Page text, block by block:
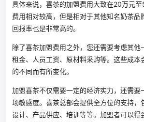
具体来说，喜茶的加盟费用大致在20万元
费用相对较高，但是相对于其他知名奶茶品
回报率也是非常高的。
除了喜茶加盟费用之外，您还需要考虑其他
租金、人员工资、原材料采购等。这些成本
的不同而有所变化。
加盟喜茶不仅需要一定的经济实力，还需要
场敏感度。喜茶总部会提供全方位的支持，
设计、产品供应、培训等等。加盟者可以得